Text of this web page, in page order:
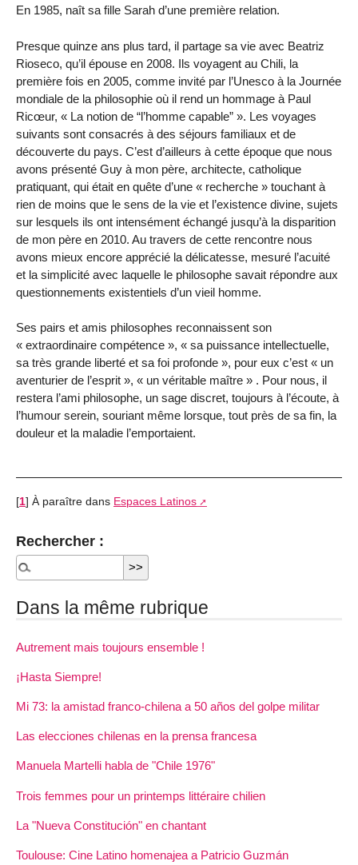
En 1985, naît sa fille Sarah d’une première relation.
Presque quinze ans plus tard, il partage sa vie avec Beatriz
Rioseco, qu’il épouse en 2008. Ils voyagent au Chili, la
première fois en 2005, comme invité par l’Unesco à la Journée
mondiale de la philosophie où il rend un hommage à Paul
Ricœur, « La notion de “l’homme capable” ». Les voyages
suivants sont consacrés à des séjours familiaux et de
découverte du pays. C’est d’ailleurs à cette époque que nous
avons présenté Guy à mon père, architecte, catholique
pratiquant, qui était en quête d’une « recherche » touchant à
rien de moins que le sens de la vie et l’existence divine, sujets
sur lesquels ils ont intensément échangé jusqu’à la disparition
de mon père en 2010. Au travers de cette rencontre nous
avons mieux encore apprécié la délicatesse, mesuré l’acuité
et la simplicité avec laquelle le philosophe savait répondre aux
questionnements existentiels d’un vieil homme.
Ses pairs et amis philosophes reconnaissent son
« extraordinaire compétence », « sa puissance intellectuelle,
sa très grande liberté et sa foi profonde », pour eux c’est « un
aventurier de l’esprit », « un véritable maître » . Pour nous, il
restera l’ami philosophe, un sage discret, toujours à l’écoute, à
l’humour serein, souriant même lorsque, tout près de sa fin, la
douleur et la maladie l’emportaient.
[1] À paraître dans Espaces Latinos
Rechercher :
Dans la même rubrique
Autrement mais toujours ensemble !
¡Hasta Siempre!
Mi 73: la amistad franco-chilena a 50 años del golpe militar
Las elecciones chilenas en la prensa francesa
Manuela Martelli habla de "Chile 1976"
Trois femmes pour un printemps littéraire chilien
La "Nueva Constitución" en chantant
Toulouse: Cine Latino homenajea a Patricio Guzmán